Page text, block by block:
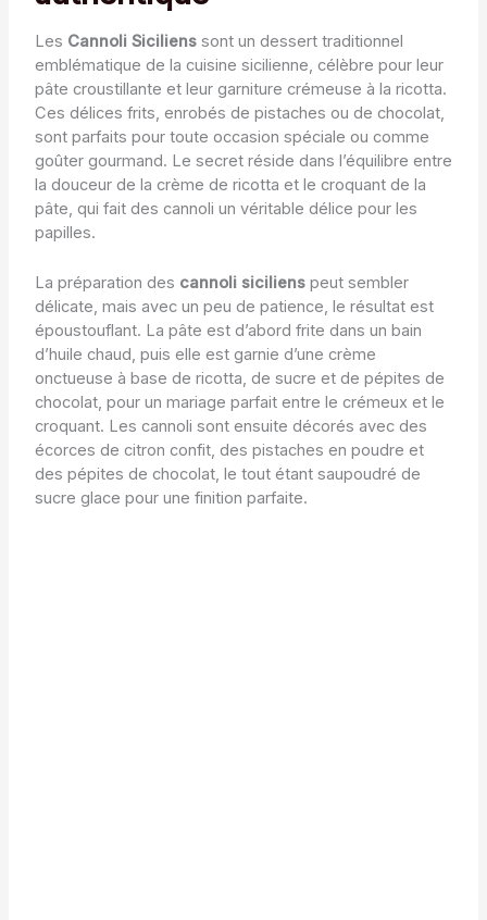
Les Cannoli Sicilienssont un dessert traditionnel
emblématique de la cuisine sicilienne, célèbre pour leur
pâte croustillante et leur garniture crémeuse à la ricotta.
Ces délices frits, enrobés de pistaches ou de chocolat,
sont parfaits pour toute occasion spéciale ou comme
goûter gourmand. Le secret réside dans l’équilibre entre
la douceur de la crème de ricotta et le croquant de la
pâte, qui fait des cannoli un véritable délice pour les
papilles.
La préparation des cannoli sicilienspeut sembler
délicate, mais avec un peu de patience, le résultat est
époustouflant. La pâte est d’abord frite dans un bain
d’huile chaud, puis elle est garnie d’une crème
onctueuse à base de ricotta, de sucre et de pépites de
chocolat, pour un mariage parfait entre le crémeux et le
croquant. Les cannoli sont ensuite décorés avec des
écorces de citron confit, des pistaches en poudre et
des pépites de chocolat, le tout étant saupoudré de
sucre glace pour une finition parfaite.